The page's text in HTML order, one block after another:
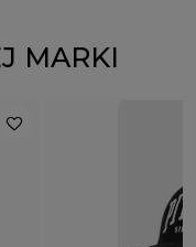
MARKI